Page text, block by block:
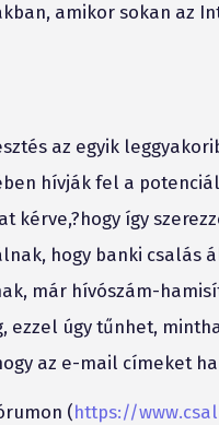
amikor sokan az
az egyik
hívják fel a
kérve,?hogy így
hogy banki csalás
már hívószám-
úgy tűnhet,
az e-mail címeket
(https://